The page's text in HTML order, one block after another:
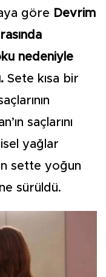
göre Devrim
nedeniyle
Sete kısa bir
saçlarını
yağlar
sette yoğun
sürüldü.